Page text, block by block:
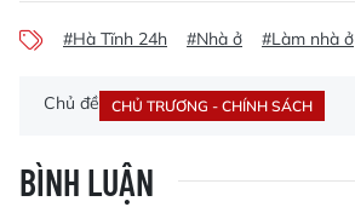
#Hà Tĩnh 24h #Nhà ở #Làm nhà ở
Chủ đề CHỦ TRƯƠNG - CHÍNH SÁCH
BÌNH LUẬN